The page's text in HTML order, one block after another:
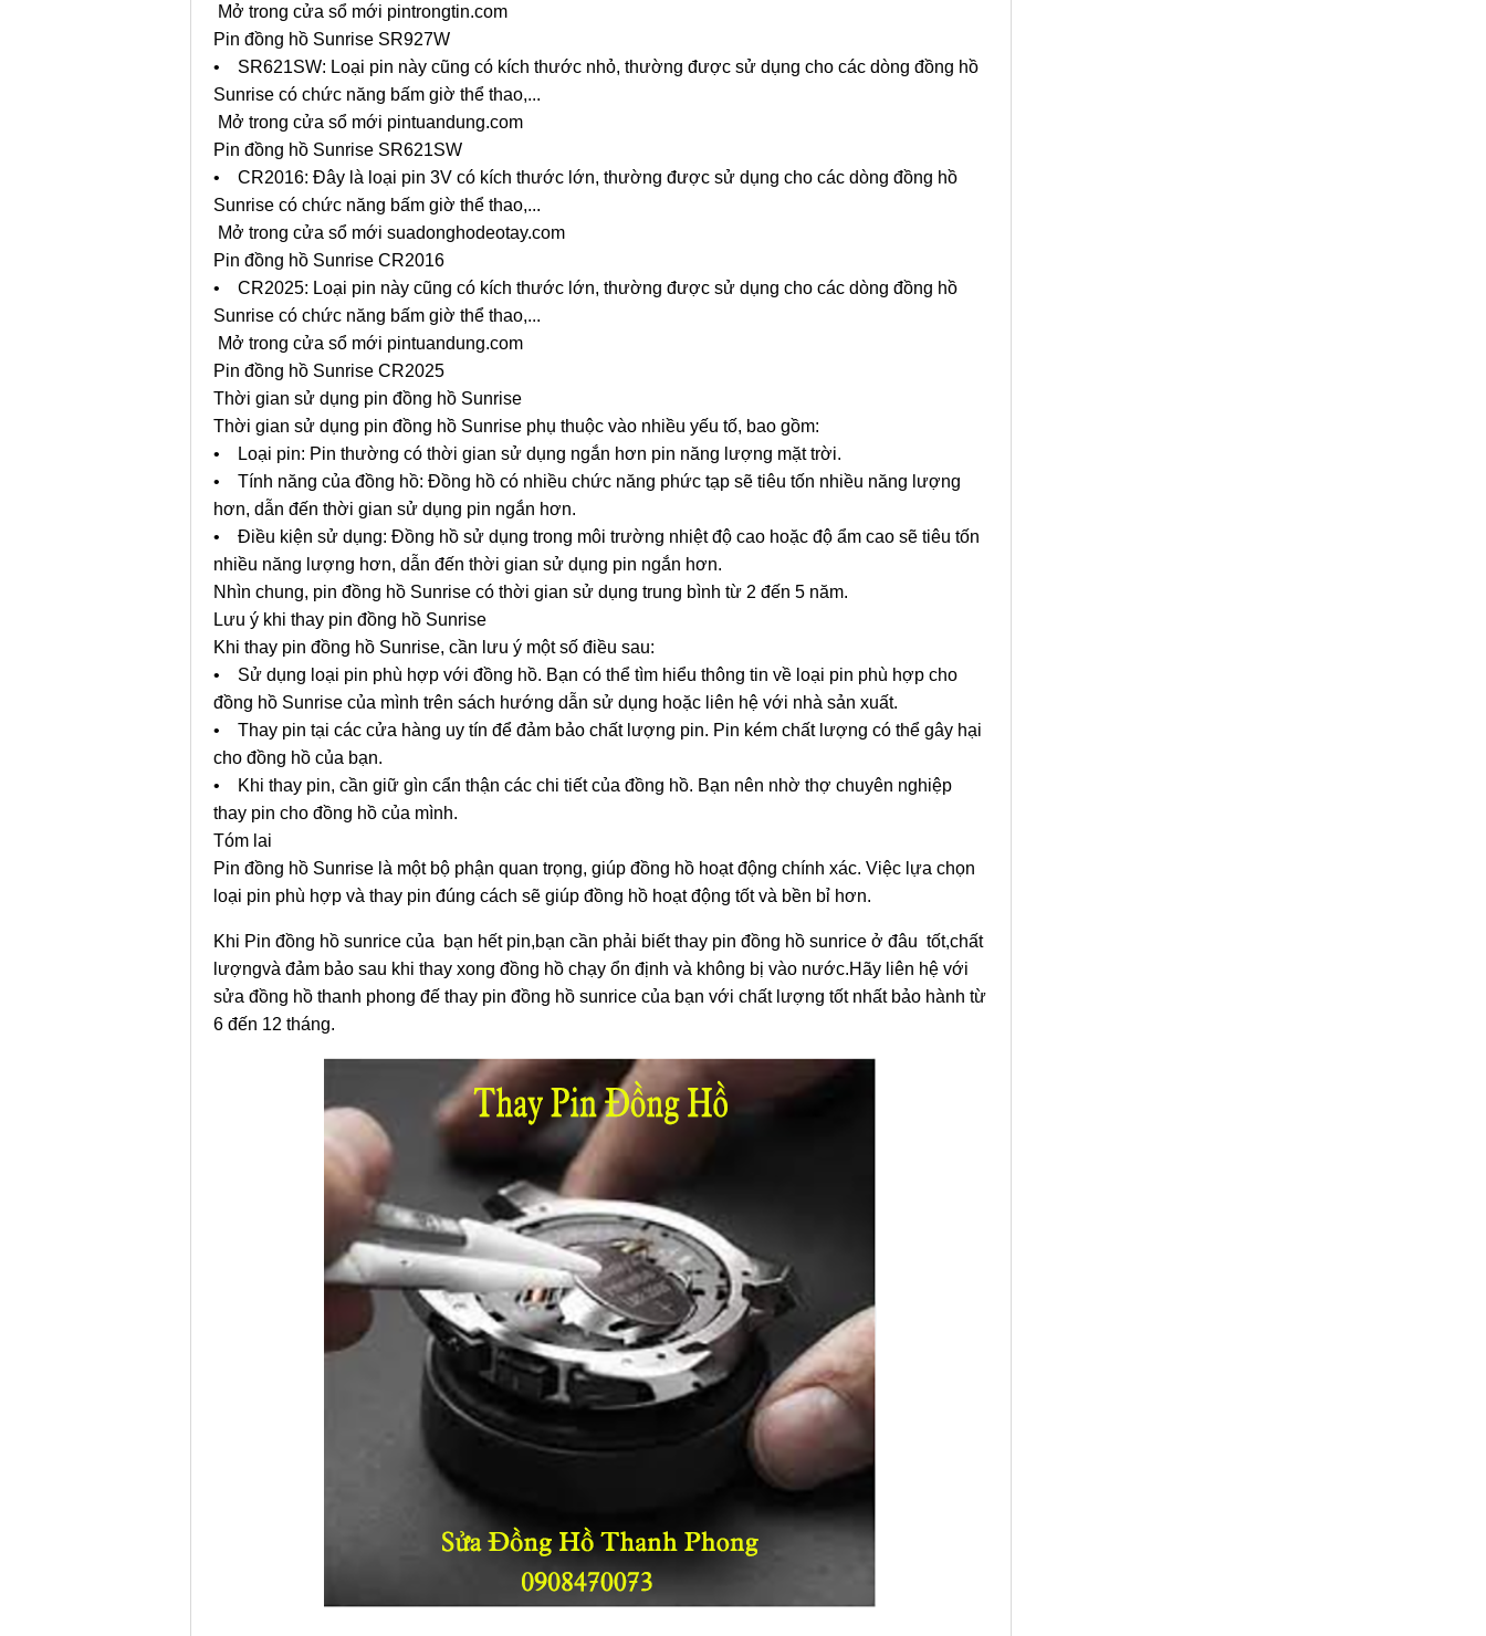
Mở trong cửa sổ mới pintrongtin.com
Pin đồng hồ Sunrise SR927W
• SR621SW: Loại pin này cũng có kích thước nhỏ, thường được sử dụng cho các dòng đồng hồ
Sunrise có chức năng bấm giờ thể thao,...
Mở trong cửa sổ mới pintuandung.com
Pin đồng hồ Sunrise SR621SW
• CR2016: Đây là loại pin 3V có kích thước lớn, thường được sử dụng cho các dòng đồng hồ
Sunrise có chức năng bấm giờ thể thao,...
Mở trong cửa sổ mới suadonghodeotay.com
Pin đồng hồ Sunrise CR2016
• CR2025: Loại pin này cũng có kích thước lớn, thường được sử dụng cho các dòng đồng hồ
Sunrise có chức năng bấm giờ thể thao,...
Mở trong cửa sổ mới pintuandung.com
Pin đồng hồ Sunrise CR2025
Thời gian sử dụng pin đồng hồ Sunrise
Thời gian sử dụng pin đồng hồ Sunrise phụ thuộc vào nhiều yếu tố, bao gồm:
• Loại pin: Pin thường có thời gian sử dụng ngắn hơn pin năng lượng mặt trời.
• Tính năng của đồng hồ: Đồng hồ có nhiều chức năng phức tạp sẽ tiêu tốn nhiều năng lượng
hơn, dẫn đến thời gian sử dụng pin ngắn hơn.
• Điều kiện sử dụng: Đồng hồ sử dụng trong môi trường nhiệt độ cao hoặc độ ẩm cao sẽ tiêu tốn
nhiều năng lượng hơn, dẫn đến thời gian sử dụng pin ngắn hơn.
Nhìn chung, pin đồng hồ Sunrise có thời gian sử dụng trung bình từ 2 đến 5 năm.
Lưu ý khi thay pin đồng hồ Sunrise
Khi thay pin đồng hồ Sunrise, cần lưu ý một số điều sau:
• Sử dụng loại pin phù hợp với đồng hồ. Bạn có thể tìm hiểu thông tin về loại pin phù hợp cho
đồng hồ Sunrise của mình trên sách hướng dẫn sử dụng hoặc liên hệ với nhà sản xuất.
• Thay pin tại các cửa hàng uy tín để đảm bảo chất lượng pin. Pin kém chất lượng có thể gây hại
cho đồng hồ của bạn.
• Khi thay pin, cần giữ gìn cẩn thận các chi tiết của đồng hồ. Bạn nên nhờ thợ chuyên nghiệp
thay pin cho đồng hồ của mình.
Tóm lai
Pin đồng hồ Sunrise là một bộ phận quan trọng, giúp đồng hồ hoạt động chính xác. Việc lựa chọn
loại pin phù hợp và thay pin đúng cách sẽ giúp đồng hồ hoạt động tốt và bền bỉ hơn.
Khi Pin đồng hồ sunrice của bạn hết pin,bạn cần phải biết thay pin đồng hồ sunrice ở đâu tốt,chất
lượngvà đảm bảo sau khi thay xong đồng hồ chạy ổn định và không bị vào nước.Hãy liên hệ với
sửa đồng hồ thanh phong đế thay pin đồng hồ sunrice của bạn với chất lượng tốt nhất bảo hành từ
6 đến 12 tháng.